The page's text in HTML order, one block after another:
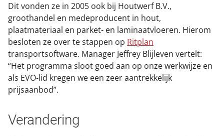
Dit vonden ze in 2005 ook bij Houtwerf B.V.,
groothandel en medeproducent in hout,
plaatmateriaal en parket- en laminaatvloeren. Hierom
besloten ze over te stappen op Ritplan
transportsoftware. Manager Jeffrey Blijleven vertelt:
“Het programma sloot goed aan op onze werkwijze en
als EVO-lid kregen we een zeer aantrekkelijk
prijsaanbod”.
Verandering